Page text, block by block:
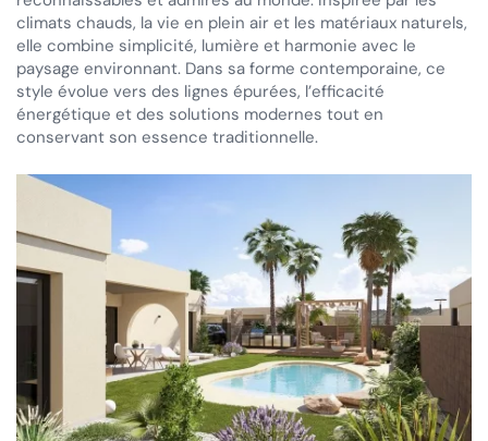
climats chauds, la vie en plein air et les matériaux naturels,
elle combine simplicité, lumière et harmonie avec le
paysage environnant. Dans sa forme contemporaine, ce
style évolue vers des lignes épurées, l’efficacité
énergétique et des solutions modernes tout en
conservant son essence traditionnelle.